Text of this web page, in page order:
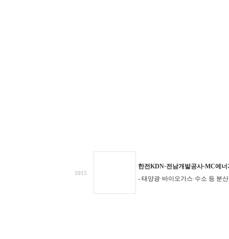
5915
한전KDN·전남개발공사·MC에
- 태양광·바이오가스·수소 등 분